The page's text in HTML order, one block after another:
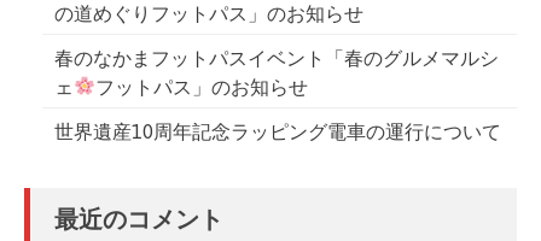
の道めぐりフットパス」のお知らせ
春のなかまフットパスイベント「春のグルメマルシ
ェ
フットパス」のお知らせ
世界遺産10周年記念ラッピング電車の運行について
最近のコメント